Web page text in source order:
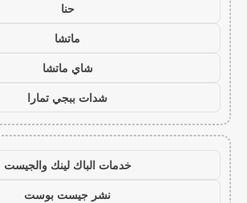
حنا
ماتشا
شاي ماتشا
شدات ببجي تمارا
خدمات الباك لينك والجيست
نشر جيست بوست